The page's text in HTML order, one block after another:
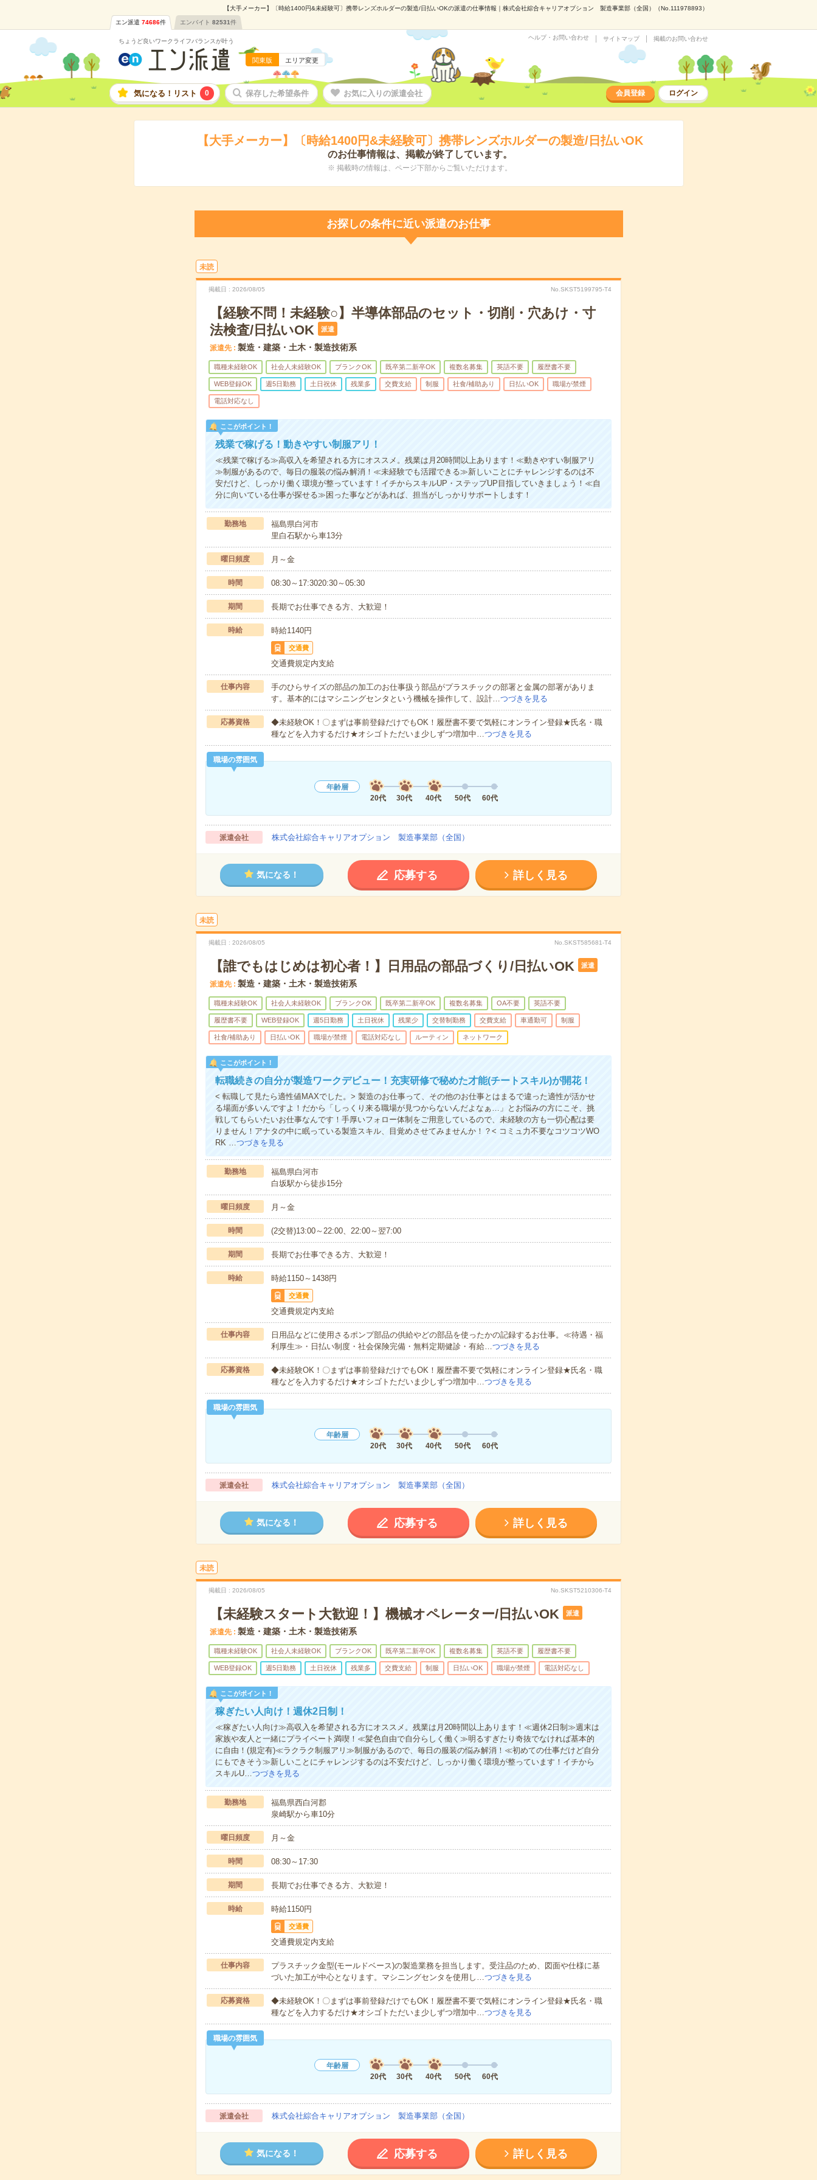
【大手メーカー】〔時給1400円&未経験可〕携帯レンズホルダーの製造/日払いOKの派遣の仕事情報｜株式会社綜合キャリアオプション 製造事業部（全国）（No.111978893）
エン派遣 74686件 エンバイト 82531件
ちょうど良いワークライフバランスが叶う
関東版 エリア変更
ヘルプ・お問い合わせ サイトマップ 掲載のお問い合わせ
気になる！リスト 0 保存した希望条件 お気に入りの派遣会社 会員登録 ログイン
【大手メーカー】〔時給1400円&未経験可〕携帯レンズホルダーの製造/日払いOK
のお仕事情報は、掲載が終了しています。
※ 掲載時の情報は、ページ下部からご覧いただけます。
お探しの条件に近い派遣のお仕事
未読
掲載日 2026/08/05 No.SKST5199795-T4
【経験不問！未経験○】半導体部品のセット・切削・穴あけ・寸
法検査/日払いOK
派遣
派遣先 製造・建築・土木・製造技術系
職種未経験OK 社会人未経験OK ブランクOK 既卒第二新卒OK 複数名募集 英語不要 履歴書不要
WEB登録OK 週5日勤務 土日祝休 残業多 交費支給 制服 社食/補助あり 日払いOK 職場が禁煙
電話対応なし
ここがポイント！
残業で稼げる！動きやすい制服アリ！
≪残業で稼げる≫高収入を希望される方にオススメ。残業は月20時間以上あります！≪動きやすい制服アリ
≫制服があるので、毎日の服装の悩み解消！≪未経験でも活躍できる≫新しいことにチャレンジするのは不
安だけど、しっかり働く環境が整っています！イチからスキルUP・ステップUP目指していきましょう！≪自
分に向いている仕事が探せる≫困った事などがあれば、担当がしっかりサポートします！
勤務地
福島県白河市
里白石駅から車13分
曜日頻度 月～金
時間 08:30～17:3020:30～05:30
期間 長期でお仕事できる方、大歓迎！
時給 時給1140円
交通費
交通費規定内支給
仕事内容
手のひらサイズの部品の加工のお仕事扱う部品がプラスチックの部署と金属の部署がありま
す。基本的にはマシニングセンタという機械を操作して、設計…つづきを見る
応募資格
◆未経験OK！〇まずは事前登録だけでもOK！履歴書不要で気軽にオンライン登録★氏名・職
種などを入力するだけ★オシゴトただいま少しずつ増加中…つづきを見る
職場の雰囲気
年齢層
20代
30代 40代 50代 60代
派遣会社 株式会社綜合キャリアオプション 製造事業部（全国）
気になる！ 応募する 詳しく見る
未読
掲載日 2026/08/05 No.SKST585681-T4
【誰でもはじめは初心者！】日用品の部品づくり/日払いOK 派遣
派遣先 製造・建築・土木・製造技術系
職種未経験OK 社会人未経験OK ブランクOK 既卒第二新卒OK 複数名募集 OA不要 英語不要
履歴書不要 WEB登録OK 週5日勤務 土日祝休 残業少 交替制勤務 交費支給 車通勤可 制服
社食/補助あり 日払いOK 職場が禁煙 電話対応なし ルーティン ネットワーク
ここがポイント！
転職続きの自分が製造ワークデビュー！充実研修で秘めた才能(チートスキル)が開花！
< 転職して見たら適性値MAXでした。> 製造のお仕事って、その他のお仕事とはまるで違った適性が活かせ
る場面が多いんですよ！だから「しっくり来る職場が見つからないんだよなぁ…」とお悩みの方にこそ、挑
戦してもらいたいお仕事なんです！手厚いフォロー体制をご用意しているので、未経験の方も一切心配は要
りません！アナタの中に眠っている製造スキル、目覚めさせてみませんか！？< コミュ力不要なコツコツWO
RK …つづきを見る
勤務地
福島県白河市
白坂駅から徒歩15分
曜日頻度 月～金
時間 (2交替)13:00～22:00、22:00～翌7:00
期間 長期でお仕事できる方、大歓迎！
時給 時給1150～1438円
交通費
交通費規定内支給
仕事内容
日用品などに使用さるポンプ部品の供給やどの部品を使ったかの記録するお仕事。≪待遇・福
利厚生≫・日払い制度・社会保険完備・無料定期健診・有給…つづきを見る
応募資格
◆未経験OK！〇まずは事前登録だけでもOK！履歴書不要で気軽にオンライン登録★氏名・職
種などを入力するだけ★オシゴトただいま少しずつ増加中…つづきを見る
職場の雰囲気
年齢層
20代
30代 40代 50代 60代
派遣会社 株式会社綜合キャリアオプション 製造事業部（全国）
気になる！ 応募する 詳しく見る
未読
掲載日 2026/08/05 No.SKST5210306-T4
【未経験スタート大歓迎！】機械オペレーター/日払いOK 派遣
派遣先 製造・建築・土木・製造技術系
職種未経験OK 社会人未経験OK ブランクOK 既卒第二新卒OK 複数名募集 英語不要 履歴書不要
WEB登録OK 週5日勤務 土日祝休 残業多 交費支給 制服 日払いOK 職場が禁煙 電話対応なし
ここがポイント！
稼ぎたい人向け！週休2日制！
≪稼ぎたい人向け≫高収入を希望される方にオススメ。残業は月20時間以上あります！≪週休2日制≫週末は
家族や友人と一緒にプライベート満喫！≪髪色自由で自分らしく働く≫明るすぎたり奇抜でなければ基本的
に自由！(規定有)≪ラクラク制服アリ≫制服があるので、毎日の服装の悩み解消！≪初めての仕事だけど自分
にもできそう≫新しいことにチャレンジするのは不安だけど、しっかり働く環境が整っています！イチから
スキルU…つづきを見る
勤務地
福島県西白河郡
泉崎駅から車10分
曜日頻度 月～金
時間 08:30～17:30
期間 長期でお仕事できる方、大歓迎！
時給 時給1150円
交通費
交通費規定内支給
仕事内容
プラスチック金型(モールドベース)の製造業務を担当します。受注品のため、図面や仕様に基
づいた加工が中心となります。マシニングセンタを使用し…つづきを見る
応募資格
◆未経験OK！〇まずは事前登録だけでもOK！履歴書不要で気軽にオンライン登録★氏名・職
種などを入力するだけ★オシゴトただいま少しずつ増加中…つづきを見る
職場の雰囲気
年齢層
20代
30代 40代 50代 60代
派遣会社 株式会社綜合キャリアオプション 製造事業部（全国）
気になる！ 応募する 詳しく見る